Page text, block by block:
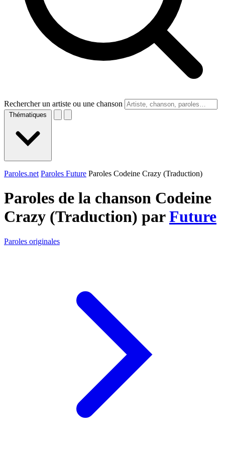
Rechercher un artiste ou une chanson
Thématiques
Paroles.net Paroles Future Paroles Codeine Crazy (Traduction)
Paroles de la chanson Codeine
Crazy (Traduction) parFuture
Paroles originales